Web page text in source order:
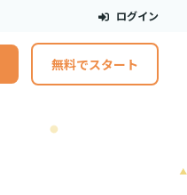
ログイン
無料でスタート